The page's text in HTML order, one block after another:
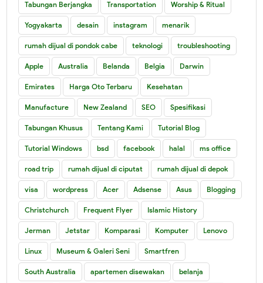
Tabungan Berjangka Transportation Worship & Ritual
Yogyakarta desain instagram menarik
rumah dijual di pondok cabe teknologi troubleshooting
Apple Australia Belanda Belgia Darwin
Emirates Harga Oto Terbaru Kesehatan
Manufacture New Zealand SEO Spesifikasi
Tabungan Khusus Tentang Kami Tutorial Blog
Tutorial Windows bsd facebook halal ms office
road trip rumah dijual di ciputat rumah dijual di depok
visa wordpress Acer Adsense Asus Blogging
Christchurch Frequent Flyer Islamic History
Jerman Jetstar Komparasi Komputer Lenovo
Linux Museum & Galeri Seni Smartfren
South Australia apartemen disewakan belanja